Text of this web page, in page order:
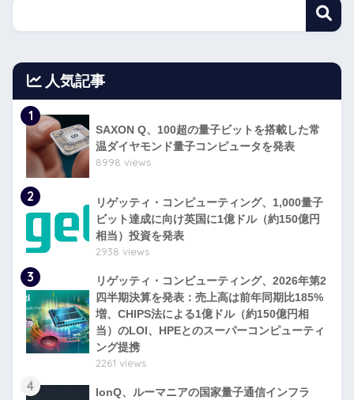
人気記事
1
SAXON Q、100超の量子ビットを搭載した常
温ダイヤモンド量子コンピュータを発表
8998 views
2
リゲッティ・コンピューティング、1,000量子
ビット達成に向け英国に1億ドル（約150億円
相当）投資を発表
2938 views
3
リゲッティ・コンピューティング、2026年第2
四半期決算を発表：売上高は前年同期比185%
増、CHIPS法による1億ドル（約150億円相
当）のLOI、HPEとのスーパーコンピューティ
ング提携
2261 views
4
IonQ、ルーマニアの国家量子通信インフラ